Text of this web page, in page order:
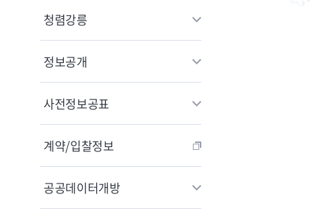
청렴강릉
정보공개
사전정보공표
계약/입찰정보
공공데이터개방